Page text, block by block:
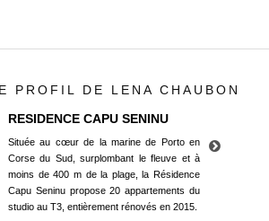
PROFIL DE LENA CHAUBON
RESIDENCE CAPU SENINU
Située au cœur de la marine de Porto en
Corse du Sud, surplombant le fleuve et à
moins de 400 m de la plage, la Résidence
Capu Seninu propose 20 appartements du
studio au T3, entièrement rénovés en 2015.